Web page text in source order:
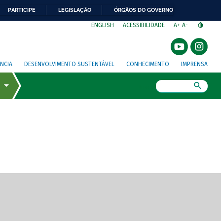
PARTICIPE LEGISLAÇÃO ÓRGÃOS DO GOVERNO
ENGLISH ACESSIBILIDADE A+ A-
DESENVOLVIMENTO SUSTENTÁVEL CONHECIMENTO IMPRENSA
de tela